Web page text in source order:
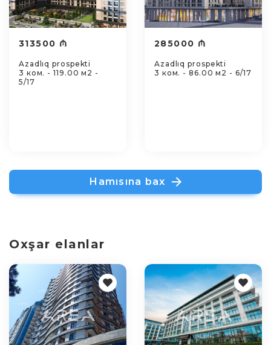
313500 ₼
Azadlıq prospekti
3 ком. - 119.00 м2 -
5/17
285000 ₼
Azadlıq prospekti
3 ком. - 86.00 м2 - 6/17
Hamısına bax
Oxşar elanlar